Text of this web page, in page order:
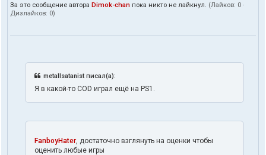
За это сообщение автора Dimok-chan пока никто не лайкнул. (Лайков: 0 ·
Дизлайков: 0)
metallsatanist писал(а):
Я в какой-то COD играл ещё на PS1.
FanboyHater, достаточно взглянуть на оценки чтобы
оценить любые игры